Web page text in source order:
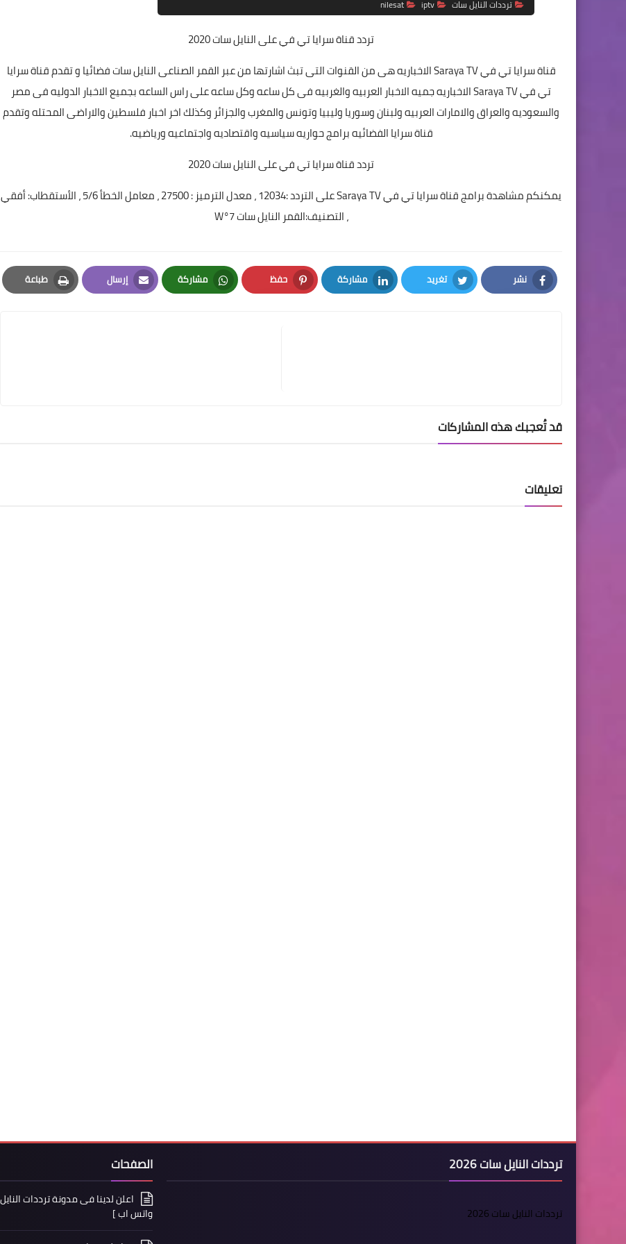
ترددات النايل سات
iptv
nilesat
تردد قناة سرايا تي فيعلى النايل سات 2020
قناة سرايا تي في Saraya TV الاخباريه هى من القنوات التى تبث اشارتها من عبر القمر الصناعى النايل سات فضائيا و تقدم قناة سرايا
تي في Saraya TV الاخباريه جميه الاخبار العربيه والغربيه فى كل ساعه وكل ساعه على راس الساعه بجميع الاخبار الدوليه فى مصر
والسعوديه والعراق والامارات العربيه ولبنان وسوريا وليبيا وتونس والمغرب والجزائر وكذلك اخر اخبار فلسطين والاراضى المحتله وتقدم
قناة سرايا الفضائيه برامج حواريه سياسيه واقتصاديه واجتماعيه ورياضيه.
تردد قناة سرايا تي فيعلى النايل سات 2020
يمكنكم مشاهدة برامج قناة سرايا تي في Saraya TV على التردد :12034 ، معدل الترميز : 27500 ، معامل الخطأ 5/6 ، الأستقطاب: أفقي
، التصنيف:القمر النايل سات 7°W
نشر
Facebook
تغريد
Twitter
مشاركة
LinkedIn
حفظ
Pinterest
مشاركة
Whatsapp
إرسال
Email
طباعة
Print
قد تُعجبك هذه المشاركات
تعليقات
ترددات النايل سات 2026
ترددات النايل سات 2026
الصفحات
واتس اب ]